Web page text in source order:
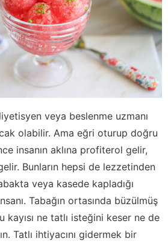
veya beslenme uzmanı
olabilir. Ama eğri oturup doğru
insanın aklına profiterol gelir,
Bunların hepsi de lezzetinden
veya kasede kapladığı
Tabağın ortasında büzülmüş
kayısı ne tatlı isteğini keser ne de
Tatlı ihtiyacını gidermek bir